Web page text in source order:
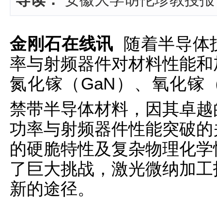
金刚石在线讯 随着半导体
率与射频器件对材料性能
氮化镓（GaN）、氧化镓
禁带半导体材料，因其卓
功率与射频器件性能突破
的硬脆特性及复杂物理化
了巨大挑战，激光微纳加
新的途径。